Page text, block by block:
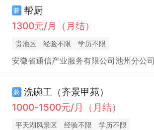
兼 帮厨
1300元/月（月结）
贵池区 经验不限 学历不限
安徽省通信产业服务有限公司池州分公司
兼 洗碗工（齐景甲苑）
1000-1500元/月（月结）
平天湖风景区 经验不限 学历不限